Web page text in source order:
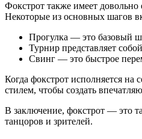
Фокстрот также имеет
Некоторые из основных шагов
Прогулка — это базовый
Турнир представляет
Свинг — это быстрое
Когда фокстрот исполняется
стилем, чтобы создать
В заключение, фокстрот — это
танцоров и зрителей.